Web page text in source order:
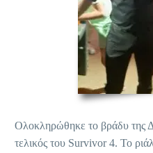
Ολοκληρώθηκε το βράδυ της
τελικός του Survivor 4. Το